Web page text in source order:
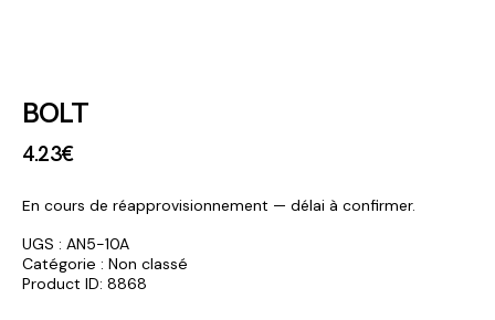
BOLT
4.23€
En cours de réapprovisionnement — délai à confirmer.
UGS : AN5-10A
Catégorie : Non classé
Product ID: 8868